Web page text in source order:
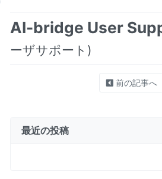
AI-bridge User
ーザサポート)
前の記事へ
最近の投稿